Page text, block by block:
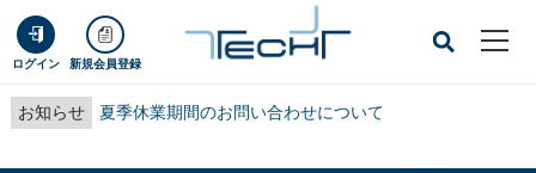
ログイン 新規会員登録
お知らせ 夏季休業期間のお問い合わせについて